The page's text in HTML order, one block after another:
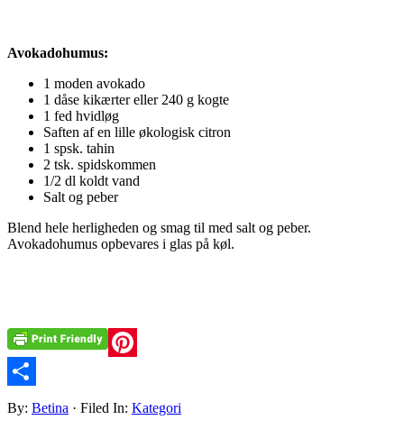
Avokadohumus:
1 moden avokado
1 dåse kikærter eller 240 g kogte
1 fed hvidløg
Saften af en lille økologisk citron
1 spsk. tahin
2 tsk. spidskommen
1/2 dl koldt vand
Salt og peber
Blend hele herligheden og smag til med salt og peber.
Avokadohumus opbevares i glas på køl.
Pinterest
Share
By: Betina · Filed In: Kategori